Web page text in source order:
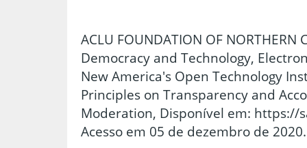
ACLU FOUNDATION OF NORTHERN
Democracy and Technology,
New America's Open Technology
Principles on Transparency and
Moderation, Disponível em: https://
Acesso em 05 de dezembro de 2020.